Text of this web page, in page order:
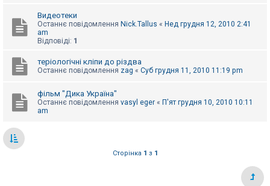
Видеотеки
Останнє повідомлення Nick.Tallus « Нед грудня 12, 2010 2:41
am
Відповіді: 1
теріологічні кліпи до різдва
Останнє повідомлення zag « Суб грудня 11, 2010 11:19 pm
фільм "Дика Україна"
Останнє повідомлення vasyl eger « П'ят грудня 10, 2010 10:11
am
Сторінка 1 з 1